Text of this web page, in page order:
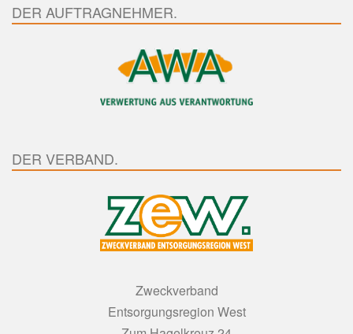
DER AUFTRAGNEHMER.
DER VERBAND.
Zweckverband
Entsorgungsregion West